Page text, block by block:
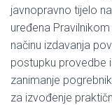
javnopravno tijelo
uređena
načinu izdavanja
postupku provedbe
zanimanje
za izvođenje